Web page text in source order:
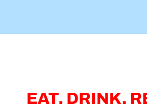
EAT. DRINK.